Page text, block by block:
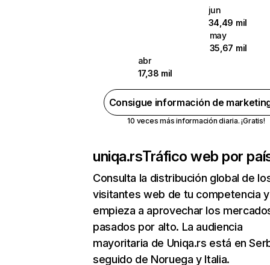
jun
34,49 mil
may
35,67 mil
abr
17,38 mil
Consigue información de
10 veces más información diaria. ¡Gratis!
uniqa.rsTráfico web por
Consulta la distribución global de
visitantes web de tu competencia y
empieza a aprovechar los
pasados por alto. La audiencia
mayoritaria de Uniqa.rs está en
seguido de Noruega y Italia.